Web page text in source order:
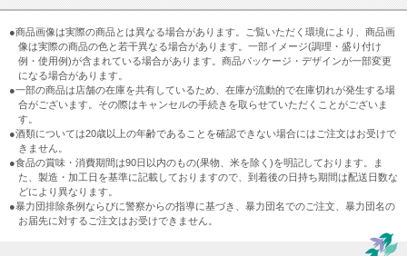
●商品画像は実際の商品とは異なる場合があります。ご覧いただく環境により、商品画
像は実際の商品の色と若干異なる場合があります。一部イメージ(調理・盛り付け
例・使用例)が含まれている場合があります。商品パッケージ・デザインが一部変更
になる場合があります。
●一部の商品は店舗の在庫を共有しているため、在庫が流動的で在庫切れが発生する場
合がございます。その際はキャンセルの手続きを取らせていただくことがございま
す。
●酒類については20歳以上の年齢であることを確認できない場合にはご注文はお受けで
きません。
●食品の賞味・消費期間は90日以内のもの(果物、米を除く)を明記しております。ま
た、製造・加工日を基準に記載しておりますので、到着後の日持ち期間は配送日数な
どにより異なります。
●暴力団排除条例ならびに警察からの指導に基づき、暴力団名でのご注文、暴力団名の
お届先に対するご注文はお受けできません。